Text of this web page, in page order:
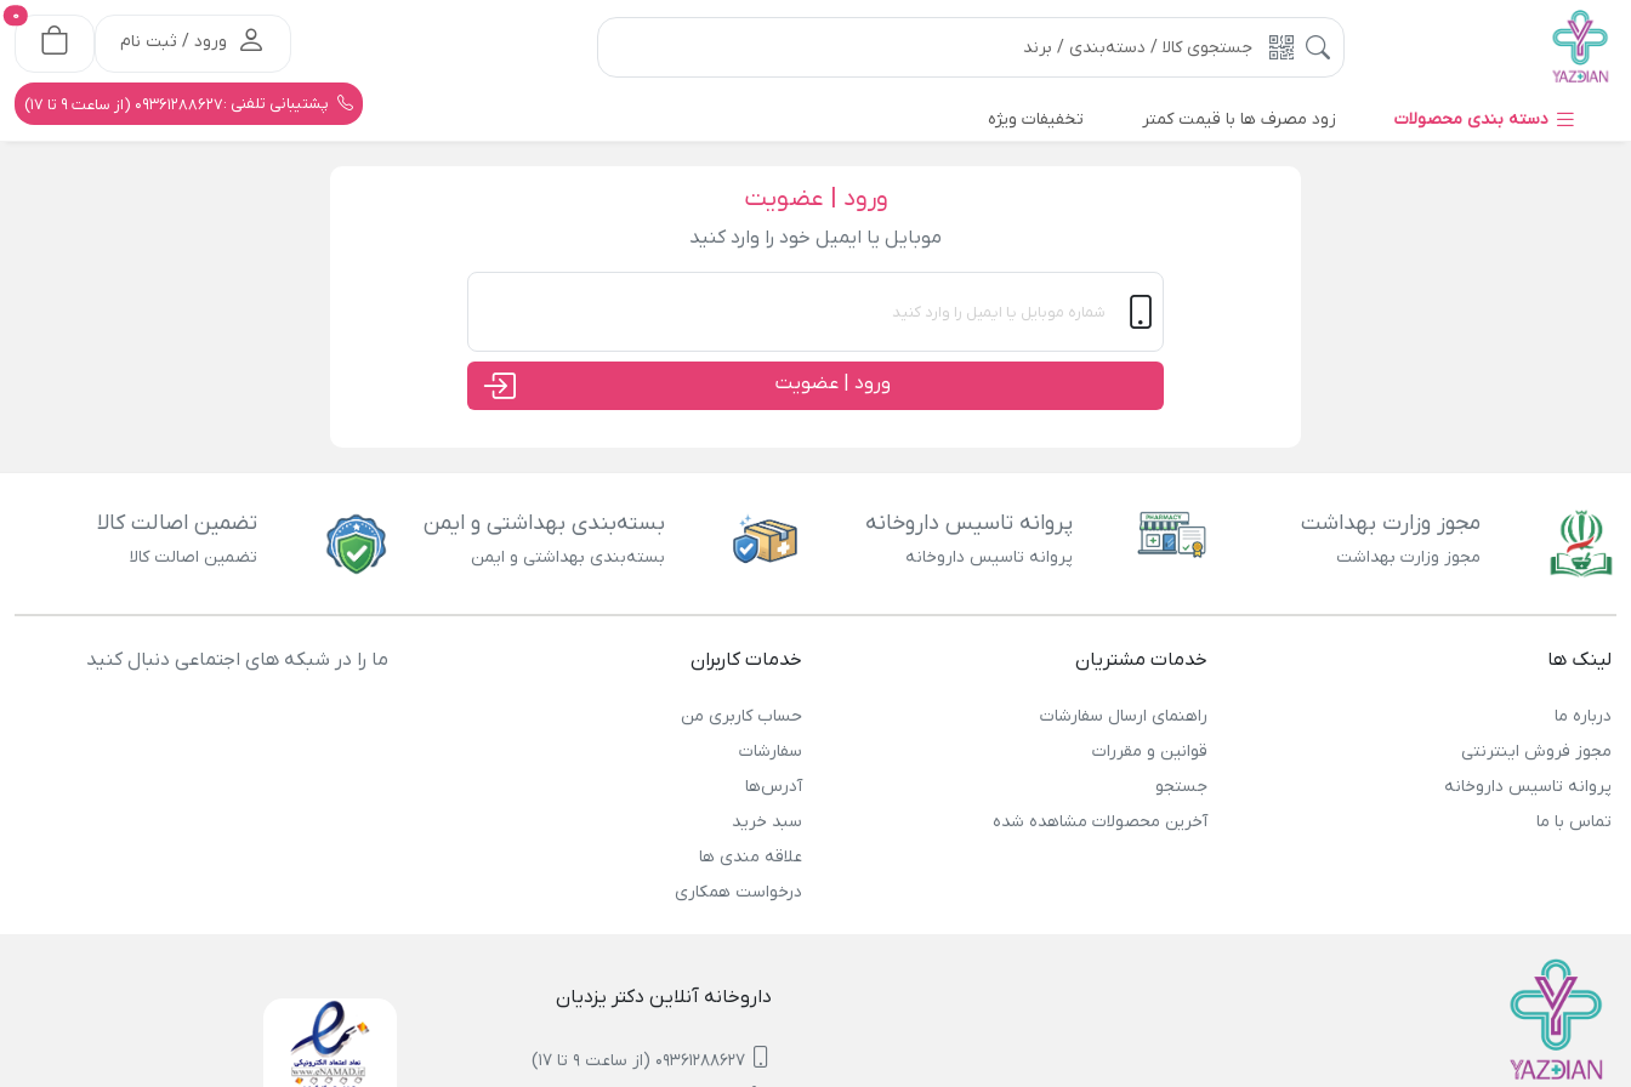
ورود / ثبت نام
0
پشتیبانی تلفنی :09361288627 (از ساعت 9 تا 17)
دسته بندی محصولات زود مصرف ها با قیمت کمتر تخفیفات ویژه
ورود | عضویت
موبایل یا ایمیل خود را وارد کنید
ورود | عضویت
مجوز وزارت بهداشت
مجوز وزارت بهداشت
پروانه تاسیس داروخانه
پروانه تاسیس داروخانه
بسته‌بندی بهداشتی و ایمن
بسته‌بندی بهداشتی و ایمن
تضمین اصالت کالا
تضمین اصالت کالا
لینک ها
درباره ما
مجوز فروش اینترنتی
پروانه تاسیس داروخانه
تماس با ما
خدمات مشتریان
راهنمای ارسال سفارشات
قوانین و مقررات
جستجو
آخرین محصولات مشاهده شده
خدمات کاربران
حساب کاربری من
سفارشات
آدرس‌ها
سبد خرید
علاقه مندی ها
درخواست همکاری
ما را در شبکه های اجتماعی دنبال کنید
داروخانه آنلاین دکتر یزدیان
09361288627 (از ساعت 9 تا 17)